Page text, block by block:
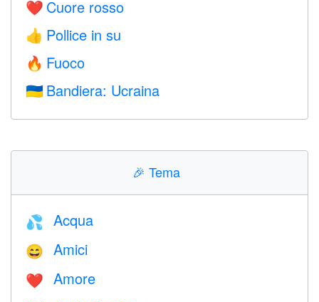
❤️ Cuore rosso
👍 Pollice in su
🔥 Fuoco
🇺🇦 Bandiera: Ucraina
🎉 Tema
💦 Acqua
😄 Amici
❤️️ Amore